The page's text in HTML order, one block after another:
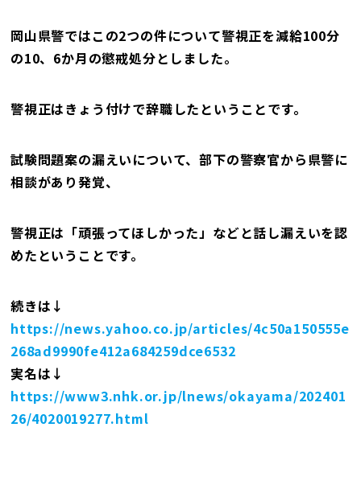
岡山県警ではこの2つの件について警視正を減給100分
の10、6か月の懲戒処分としました。
警視正はきょう付けで辞職したということです。
試験問題案の漏えいについて、部下の警察官から県警に
相談があり発覚、
警視正は「頑張ってほしかった」などと話し漏えいを認
めたということです。
続きは↓
https://news.yahoo.co.jp/articles/4c50a150555e
268ad9990fe412a684259dce6532
実名は↓
https://www3.nhk.or.jp/lnews/okayama/202401
26/4020019277.html